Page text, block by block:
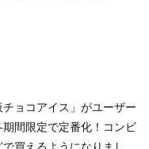
ョコアイス」がユーザー
間限定で定番化！コンビ
買えるようになりまし